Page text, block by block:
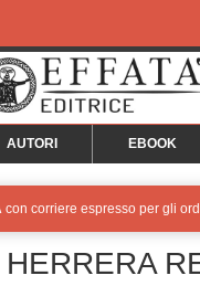
AUTORI EBOOK
con corriere espresso per gli